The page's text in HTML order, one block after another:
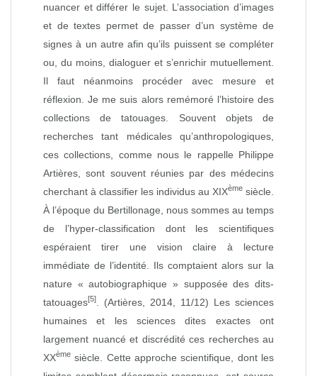
nuancer et différer le sujet. L’association d’images
et de textes permet de passer d’un système de
signes à un autre afin qu’ils puissent se compléter
ou, du moins, dialoguer et s’enrichir mutuellement.
Il faut néanmoins procéder avec mesure et
réflexion. Je me suis alors remémoré l’histoire des
collections de tatouages. Souvent objets de
recherches tant médicales qu’anthropologiques,
ces collections, comme nous le rappelle Philippe
Artières, sont souvent réunies par des médecins
cherchant à classifier les individus au XIXème siècle.
À l’époque du Bertillonage, nous sommes au temps
de l’hyper-classification dont les scientifiques
espéraient tirer une vision claire à lecture
immédiate de l’identité. Ils comptaient alors sur la
nature « autobiographique » supposée des dits-
tatouages[5]
. (Artières, 2014, 11/12) Les sciences
humaines et les sciences dites exactes ont
largement nuancé et discrédité ces recherches au
XXème siècle. Cette approche scientifique, dont les